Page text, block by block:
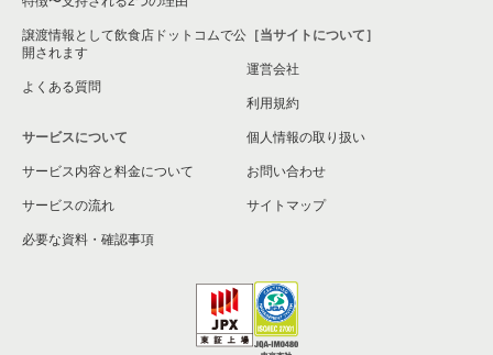
譲渡情報として飲食店ドットコムで公
開されます
よくある質問
サービスについて
サービス内容と料金について
サービスの流れ
必要な資料・確認事項
［当サイトについて］
運営会社
利用規約
個人情報の取り扱い
お問い合わせ
サイトマップ